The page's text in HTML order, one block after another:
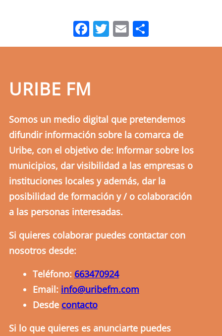
Facebook
Twitter
Email
URIBE FM
Somos un medio digital que pretendemos
difundir información sobre la comarca de
Uribe, con el objetivo de: Informar sobre los
municipios, dar visibilidad a las empresas o
instituciones locales y además, dar la
posibilidad de formación y / o colaboración
a las personas interesadas.
Si quieres colaborar puedes contactar con
nosotros desde:
Teléfono: 663470924
Email: info@uribefm.com
Desde contacto
Si lo que quieres es anunciarte puedes